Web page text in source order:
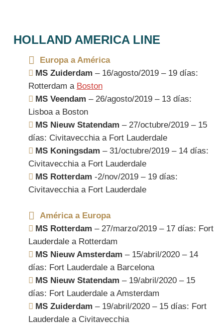
HOLLAND AMERICA LINE
Europa a América
MS Zuiderdam – 16/agosto/2019 – 19 días:
Rotterdam a Boston
MS Veendam – 26/agosto/2019 – 13 días:
Lisboa a Boston
MS Nieuw Statendam – 27/octubre/2019 – 15
días: Civitavecchia a Fort Lauderdale
MS Koningsdam – 31/octubre/2019 – 14 días:
Civitavecchia a Fort Lauderdale
MS Rotterdam -2/nov/2019 – 19 días:
Civitavecchia a Fort Lauderdale
América a Europa
MS Rotterdam – 27/marzo/2019 – 17 días: Fort
Lauderdale a Rotterdam
MS Nieuw Amsterdam – 15/abril/2020 – 14
días: Fort Lauderdale a Barcelona
MS Nieuw Statendam – 19/abril/2020 – 15
días: Fort Lauderdale a Amsterdam
MS Zuiderdam – 19/abril/2020 – 15 días: Fort
Lauderdale a Civitavecchia